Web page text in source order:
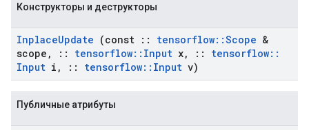
Конструкторы и деструкторы
InplaceUpdate (const :: tensorflow::Scope &
scope , :: tensorflow:: Input x, :: tensorflow::
Input i , :: tensorflow:: Input v)
Публичные атрибуты